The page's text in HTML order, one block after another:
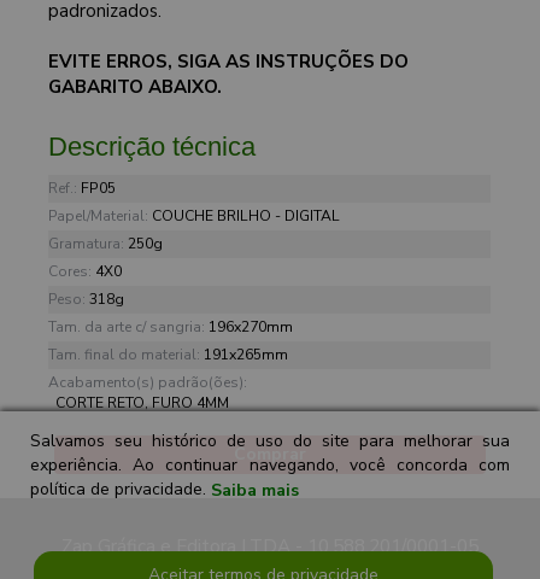
padronizados.
EVITE ERROS, SIGA AS INSTRUÇÕES DO
GABARITO ABAIXO.
Descrição técnica
Ref.: FP05
Papel/Material: COUCHE BRILHO - DIGITAL
Gramatura: 250g
Cores: 4X0
Peso: 318g
Tam. da arte c/ sangria: 196x270mm
Tam. final do material: 191x265mm
Acabamento(s) padrão(ões):
CORTE RETO, FURO 4MM
Comprar
Zap Gráfica e Editora LTDA - 10.588.201/0001-05
Salvamos seu histórico de uso do site para melhorar sua
experiência. Ao continuar navegando, você concorda com
política de privacidade. Saiba mais